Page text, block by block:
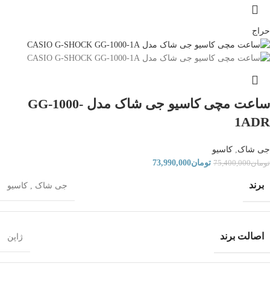
حراج
ساعت مچی کاسیو جی شاک مدل GG-1000-
1ADR
جی شاک, کاسیو
تومان75,400,000 تومان73,990,000
برند جی شاک , کاسیو
اصالت برند ژاپن